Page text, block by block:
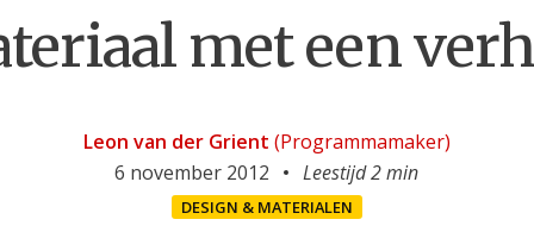
met een
Leon van der Grient (Programmamaker)
6 november 2012
Leestijd 2 min
DESIGN & MATERIALEN